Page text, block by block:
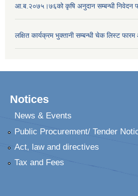
आ.ब.२०७५।७६को कृषि अनुदान सम्बन्धी निवेदन
लक्षित कार्यक्रम भुक्तानी सम्बन्धी चेक लिस्ट
Notices
News & Events
Public Procurement/ Tender
Act, law and directives
Tax and Fees